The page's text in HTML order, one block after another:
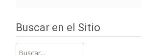
Buscar en el Sitio
Buscar: